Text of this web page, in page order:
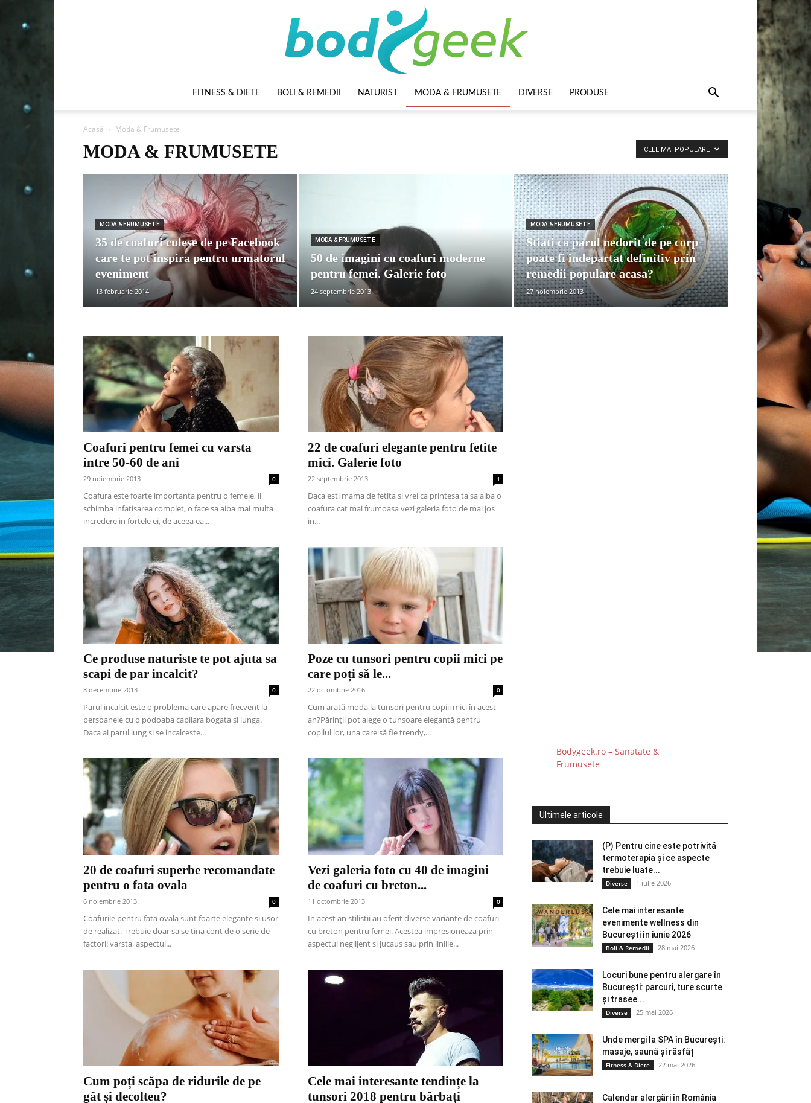
FITNESS & DIETE BOLI & REMEDII NATURIST MODA & FRUMUSETE DIVERSE PRODUSE
Acasă Moda & Frumusete
MODA & FRUMUSETE CELE MAI POPULARE
MODA & FRUMUSETE
35 de coafuri culese de pe Facebook
care te pot inspira pentru urmatorul
eveniment
13 februarie 2014
MODA & FRUMUSETE
50 de imagini cu coafuri moderne
pentru femei. Galerie foto
24 septembrie 2013
MODA & FRUMUSETE
Stiati ca parul nedorit de pe corp
poate fi indepartat definitiv prin
remedii populare acasa?
27 noiembrie 2013
Coafuri pentru femei cu varsta
intre 50-60 de ani
29 noiembrie 2013 0
Coafura este foarte importanta pentru o femeie, ii
schimba infatisarea complet, o face sa aiba mai multa
incredere in fortele ei, de aceea ea...
22 de coafuri elegante pentru fetite
mici. Galerie foto
22 septembrie 2013 1
Daca esti mama de fetita si vrei ca printesa ta sa aiba o
coafura cat mai frumoasa vezi galeria foto de mai jos
in...
Ce produse naturiste te pot ajuta sa
scapi de par incalcit?
8 decembrie 2013 0
Parul incalcit este o problema care apare frecvent la
persoanele cu o podoaba capilara bogata si lunga.
Daca ai parul lung si se incalceste...
Poze cu tunsori pentru copii mici pe
care poți să le...
22 octombrie 2016 0
Cum arată moda la tunsori pentru copiii mici în acest
an?Părinții pot alege o tunsoare elegantă pentru
copilul lor, una care să fie trendy,...
20 de coafuri superbe recomandate
pentru o fata ovala
6 noiembrie 2013 0
Coafurile pentru fata ovala sunt foarte elegante si usor
de realizat. Trebuie doar sa se tina cont de o serie de
factori: varsta, aspectul...
Vezi galeria foto cu 40 de imagini
de coafuri cu breton...
11 octombrie 2013 0
In acest an stilistii au oferit diverse variante de coafuri
cu breton pentru femei. Acestea impresioneaza prin
aspectul neglijent si jucaus sau prin liniile...
Cum poți scăpa de ridurile de pe
gât și decolteu?
Cele mai interesante tendințe la
tunsori 2018 pentru bărbați
Bodygeek.ro – Sanatate &
Frumusete
Ultimele articole
(P) Pentru cine este potrivită
termoterapia și ce aspecte
trebuie luate...
Diverse 1 iulie 2026
Cele mai interesante
evenimente wellness din
București în iunie 2026
Boli & Remedii 28 mai 2026
Locuri bune pentru alergare în
București: parcuri, ture scurte
și trasee...
Diverse 25 mai 2026
Unde mergi la SPA în București:
masaje, saună și răsfăț
Fitness & Diete 22 mai 2026
Calendar alergări în România